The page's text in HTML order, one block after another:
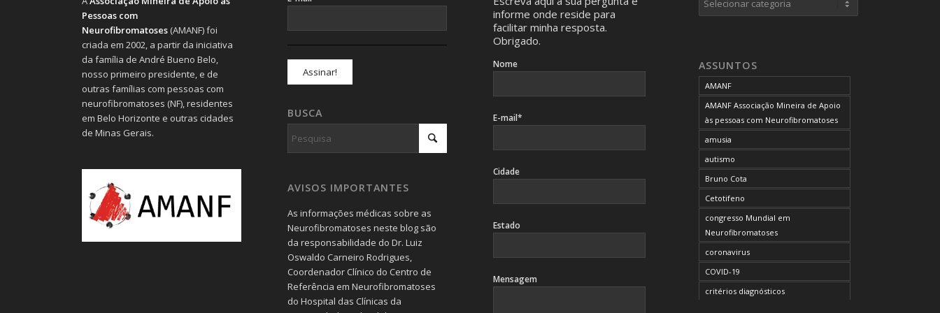
neurofibromas cutâneos
neurofibromatose do tipo 2
neurofibromatoses
OCUPAÇÃO DO BLOG
onde tratar
problemas comportamentais
reunião mensal da AMANF
selumetinibe
Sem categoria
SUS
TDAH
tratamento
Pessoas com
Neurofibromatoses (AMANF) foi
criada em 2002, a partir da iniciativa
da família de André Bueno Belo,
nosso primeiro presidente, e de
outras famílias com pessoas com
neurofibromatoses (NF), residentes
em Belo Horizonte e outras cidades
de Minas Gerais.
BUSCA
AVISOS IMPORTANTES
As informações médicas sobre as
Neurofibromatoses neste blog são
da responsabilidade do Dr. Luiz
Oswaldo Carneiro Rodrigues,
Coordenador Clínico do Centro de
Referência em Neurofibromatoses
do Hospital das Clínicas da
informe onde reside para
facilitar minha resposta.
Obrigado.
Nome
E-mail*
Cidade
Estado
Mensagem
ASSUNTOS
AMANF
AMANF Associação Mineira de Apoio
às pessoas com Neurofibromatoses
amusia
autismo
Bruno Cota
Cetotifeno
congresso Mundial em
Neurofibromatoses
coronavirus
COVID-19
critérios diagnósticos